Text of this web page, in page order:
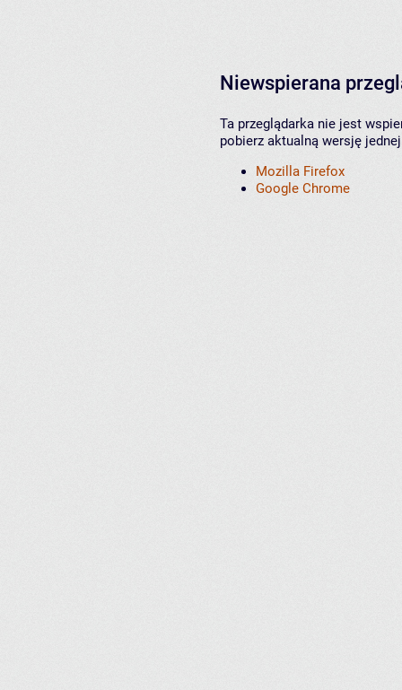
Niewspierana
Ta przeglądarka nie jest
pobierz aktualną wersję
Mozilla Firefox
Google Chrome